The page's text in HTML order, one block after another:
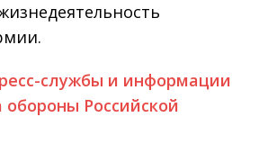
службы и информации
обороны Российской